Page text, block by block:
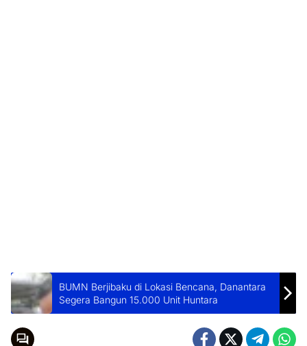
BUMN Berjibaku di Lokasi Bencana, Danantara
Segera Bangun 15.000 Unit Huntara